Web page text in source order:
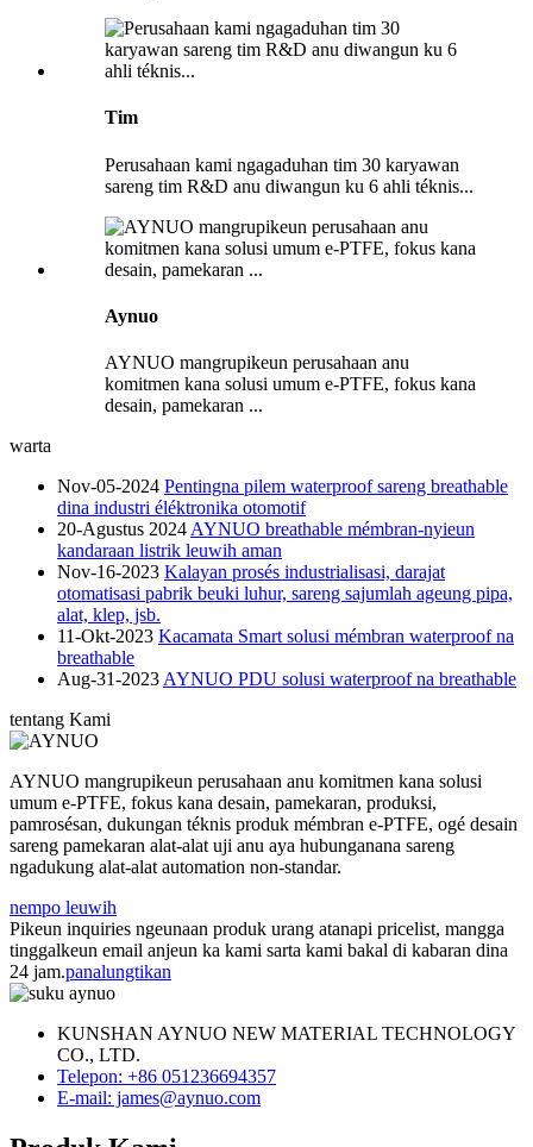
Tim
Perusahaan kami ngagaduhan tim 30 karyawan
sareng tim R&D anu diwangun ku 6 ahli téknis...
Aynuo
AYNUO mangrupikeun perusahaan anu
komitmen kana solusi umum e-PTFE, fokus kana
desain, pamekaran ...
warta
Nov-05-2024 Pentingna pilem waterproof sareng breathable
dina industri éléktronika otomotif
20-Agustus 2024 AYNUO breathable mémbran-nyieun
kandaraan listrik leuwih aman
Nov-16-2023 Kalayan prosés industrialisasi, darajat
otomatisasi pabrik beuki luhur, sareng sajumlah ageung pipa,
alat, klep, jsb.
11-Okt-2023 Kacamata Smart solusi mémbran waterproof na
breathable
Aug-31-2023 AYNUO PDU solusi waterproof na breathable
tentang Kami
AYNUO mangrupikeun perusahaan anu komitmen kana solusi
umum e-PTFE, fokus kana desain, pamekaran, produksi,
pamrosésan, dukungan téknis produk mémbran e-PTFE, ogé desain
sareng pamekaran alat-alat uji anu aya hubunganana sareng
ngadukung alat-alat automation non-standar.
nempo leuwih
Pikeun inquiries ngeunaan produk urang atanapi pricelist, mangga
tinggalkeun email anjeun ka kami sarta kami bakal di kabaran dina
24 jam.panalungtikan
KUNSHAN AYNUO NEW MATERIAL TECHNOLOGY
CO., LTD.
Telepon: +86 051236694357
E-mail: james@aynuo.com